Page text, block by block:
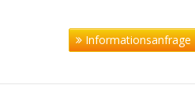
Informationsanfrage